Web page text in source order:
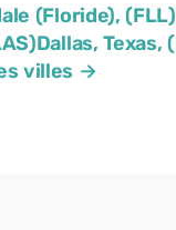
(Floride), (FLL)
Dallas, Texas,
villes →